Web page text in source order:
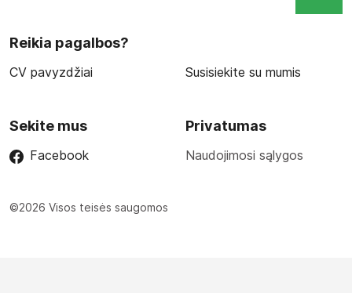
Reikia pagalbos?
CV pavyzdžiai Susisiekite su mumis
Sekite mus
Facebook
Privatumas
Naudojimosi sąlygos
©2026 Visos teisės saugomos